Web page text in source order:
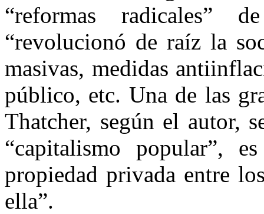
“reformas radicales”
“revolucionó de raíz la
masivas, medidas
público, etc. Una de las
Thatcher, según el autor,
“capitalismo popular”,
propiedad privada entre
ella”.